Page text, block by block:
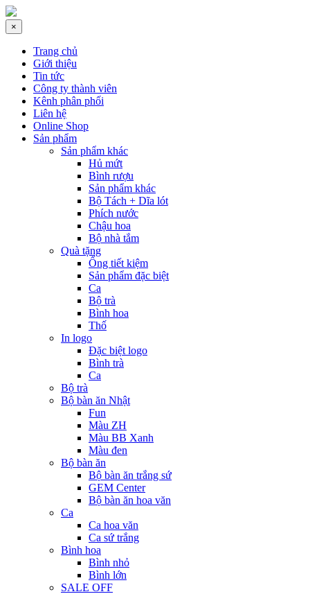
×
Trang chủ
Giới thiệu
Tin tức
Công ty thành viên
Kênh phân phối
Liên hệ
Online Shop
Sản phẩm
Sản phẩm khác
Hủ mứt
Bình rượu
Sản phẩm khác
Bộ Tách + Dĩa lót
Phích nước
Chậu hoa
Bộ nhà tắm
Quà tặng
Ống tiết kiệm
Sản phẩm đặc biệt
Ca
Bộ trà
Bình hoa
Thố
In logo
Đặc biệt logo
Bình trà
Ca
Bộ trà
Bộ bàn ăn Nhật
Fun
Màu ZH
Màu BB Xanh
Màu đen
Bộ bàn ăn
Bộ bàn ăn trắng sứ
GEM Center
Bộ bàn ăn hoa văn
Ca
Ca hoa văn
Ca sứ trắng
Bình hoa
Bình nhỏ
Bình lớn
SALE OFF